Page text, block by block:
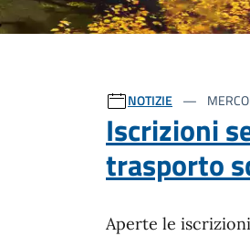
Ultime notizie
NOTIZIE
Iscrizioni
trasporto
Aperte le